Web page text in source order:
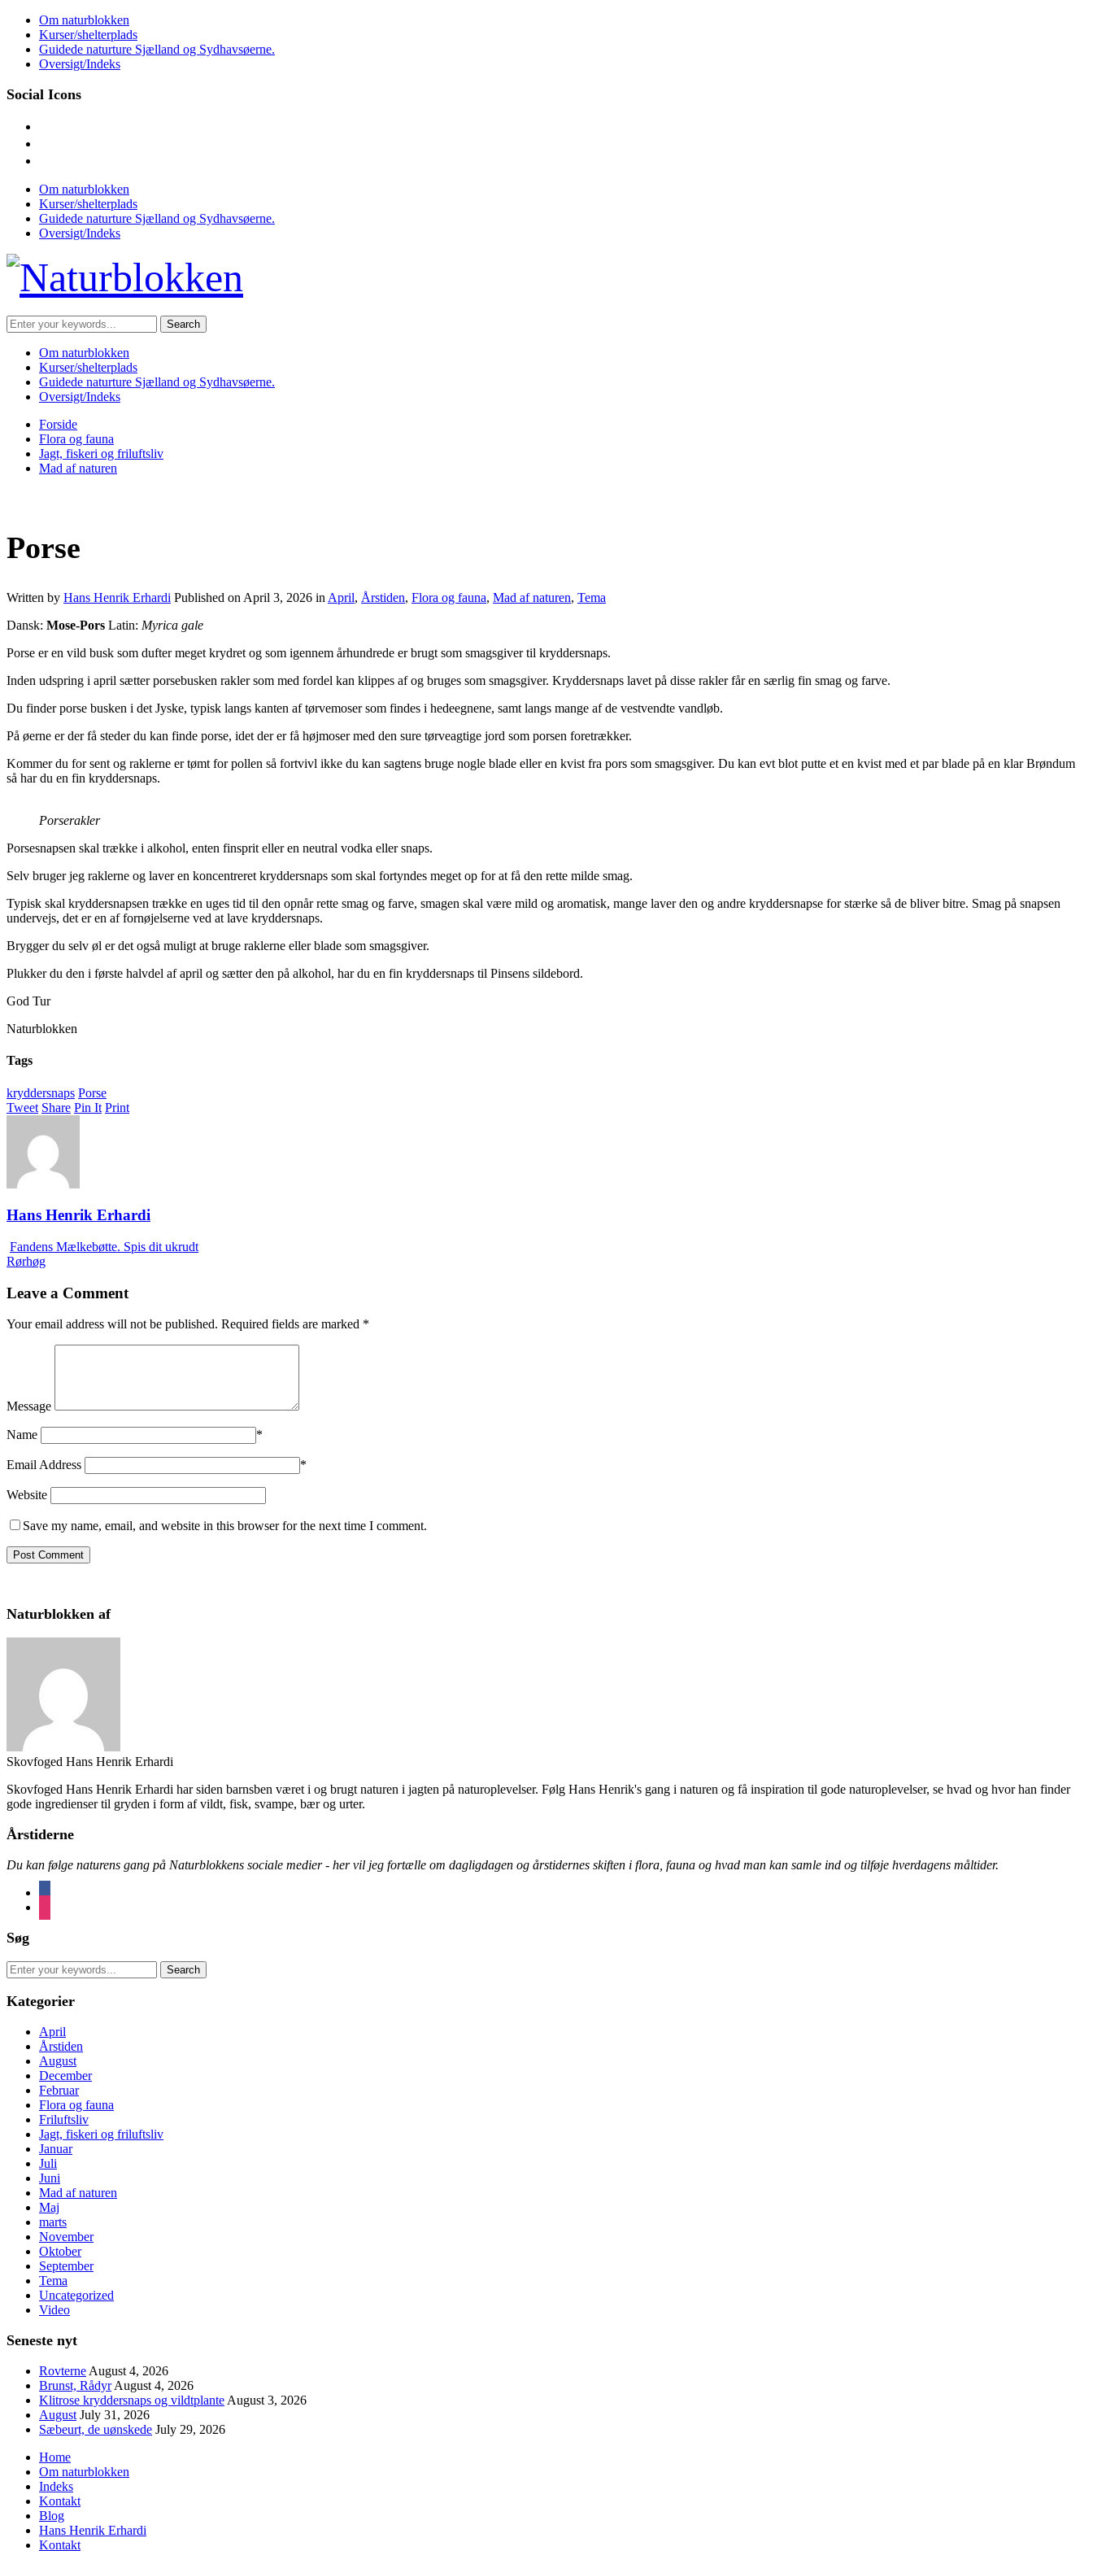
Skip
content
Om naturblokken
Kurser/shelterplads
Guidede naturture Sjælland og Sydhavsøerne.
Oversigt/Indeks
Social Icons
Om naturblokken
Kurser/shelterplads
Guidede naturture Sjælland og Sydhavsøerne.
Oversigt/Indeks
Search
for:
Om naturblokken
Kurser/shelterplads
Guidede naturture Sjælland og Sydhavsøerne.
Oversigt/Indeks
Forside
Flora og fauna
Jagt, fiskeri og friluftsliv
Mad af naturen
Porse
Written by Hans Henrik Erhardi Published on April 3, 2026 in April, Årstiden, Flora og fauna, Mad af naturen, Tema
Dansk: Mose-Pors Latin: Myrica gale
Porse er en vild busk som dufter meget krydret og som igennem århundrede er brugt som smagsgiver til kryddersnaps.
Inden udspring i april sætter porsebusken rakler som med fordel kan klippes af og bruges som smagsgiver. Kryddersnaps lavet på disse rakler får en særlig fin smag og farve.
Du finder porse busken i det Jyske, typisk langs kanten af tørvemoser som findes i hedeegnene, samt langs mange af de vestvendte vandløb.
På øerne er der få steder du kan finde porse, idet der er få højmoser med den sure tørveagtige jord som porsen foretrækker.
Kommer du for sent og raklerne er tømt for pollen så fortvivl ikke du kan sagtens bruge nogle blade eller en kvist fra pors som smagsgiver. Du kan evt blot putte et en kvist med et par blade på en klar Brøndum
så har du en fin kryddersnaps.
Porserakler
Porsesnapsen skal trække i alkohol, enten finsprit eller en neutral vodka eller snaps.
Selv bruger jeg raklerne og laver en koncentreret kryddersnaps som skal fortyndes meget op for at få den rette milde smag.
Typisk skal kryddersnapsen trække en uges tid til den opnår rette smag og farve, smagen skal være mild og aromatisk, mange laver den og andre kryddersnapse for stærke så de bliver bitre. Smag på snapsen
undervejs, det er en af fornøjelserne ved at lave kryddersnaps.
Brygger du selv øl er det også muligt at bruge raklerne eller blade som smagsgiver.
Plukker du den i første halvdel af april og sætter den på alkohol, har du en fin kryddersnaps til Pinsens sildebord.
God Tur
Naturblokken
Tags
kryddersnaps Porse
Tweet Share Pin It Print
Hans Henrik Erhardi
Fandens Mælkebøtte. Spis dit ukrudt
Rørhøg
Leave a Comment
Your email address will not be published. Required fields are marked *
Message
Name *
Email Address *
Website
Save my name, email, and website in this browser for the next time I comment.
Naturblokken af
Skovfoged Hans Henrik Erhardi
Skovfoged Hans Henrik Erhardi har siden barnsben været i og brugt naturen i jagten på naturoplevelser. Følg Hans Henrik's gang i naturen og få inspiration til gode naturoplevelser, se hvad og hvor han finder
gode ingredienser til gryden i form af vildt, fisk, svampe, bær og urter.
Årstiderne
Du kan følge naturens gang på Naturblokkens sociale medier - her vil jeg fortælle om dagligdagen og årstidernes skiften i flora, fauna og hvad man kan samle ind og tilføje hverdagens måltider.
facebook
Søg
Search
for:
Kategorier
April
Årstiden
August
December
Februar
Flora og fauna
Friluftsliv
Jagt, fiskeri og friluftsliv
Januar
Juli
Juni
Mad af naturen
Maj
marts
November
Oktober
September
Tema
Uncategorized
Video
Seneste nyt
RovterneAugust 4, 2026
Brunst, RådyrAugust 4, 2026
Klitrose kryddersnaps og vildtplanteAugust 3, 2026
August July 31, 2026
Sæbeurt, de uønskede July 29, 2026
Home
Om naturblokken
Indeks
Kontakt
Blog
Hans Henrik Erhardi
Kontakt